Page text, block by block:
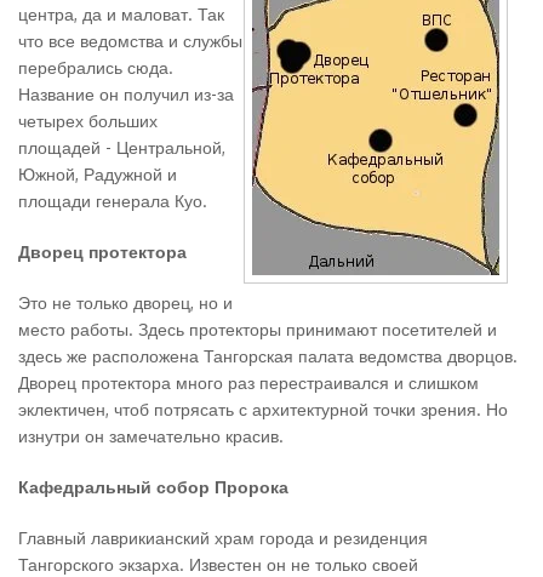
центра, да и маловат. Так
что все ведомства и службы
перебрались сюда.
Название он получил из-за
четырех больших
площадей - Центральной,
Южной, Радужной и
площади генерала Куо.
Дворец протектора
Это не только дворец, но и
место работы. Здесь протекторы принимают посетителей и
здесь же расположена Тангорская палата ведомства дворцов.
Дворец протектора много раз перестраивался и слишком
эклектичен, чтоб потрясать с архитектурной точки зрения. Но
изнутри он замечательно красив.
Кафедральный собор Пророка
Главный лаврикианский храм города и резиденция
Тангорского экзарха. Известен он не только своей